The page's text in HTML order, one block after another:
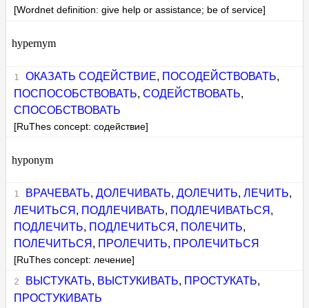
[Wordnet definition: give help or assistance; be of service]
hypernym
ОКАЗАТЬ СОДЕЙСТВИЕ, ПОСОДЕЙСТВОВАТЬ,
ПОСПОСОБСТВОВАТЬ,СОДЕЙСТВОВАТЬ,
СПОСОБСТВОВАТЬ
[RuThes concept: содействие]
hyponym
ВРАЧЕВАТЬ, ДОЛЕЧИВАТЬ, ДОЛЕЧИТЬ, ЛЕЧИТЬ,
ЛЕЧИТЬСЯ , ПОДЛЕЧИВАТЬ, ПОДЛЕЧИВАТЬСЯ ,
ПОДЛЕЧИТЬ, ПОДЛЕЧИТЬСЯ , ПОЛЕЧИТЬ,
ПОЛЕЧИТЬСЯ , ПРОЛЕЧИТЬ, ПРОЛЕЧИТЬСЯ
[RuThes concept: лечение]
ВЫСТУКАТЬ, ВЫСТУКИВАТЬ, ПРОСТУКАТЬ,
ПРОСТУКИВАТЬ